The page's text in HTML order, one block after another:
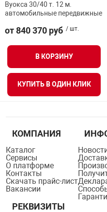
оборудование
управления
и аналитики
объектов
Вуокса 30/40 т. 12 м.
автомобильные передвижные
от 840 370 руб / шт.
В КОРЗИНУ
КУПИТЬ В ОДИН КЛИК
КОМПАНИЯ
Каталог
Сервисы
О платформе
Контакты
Скачать прайс-лист
Вакансии
РЕКВИЗИТЫ